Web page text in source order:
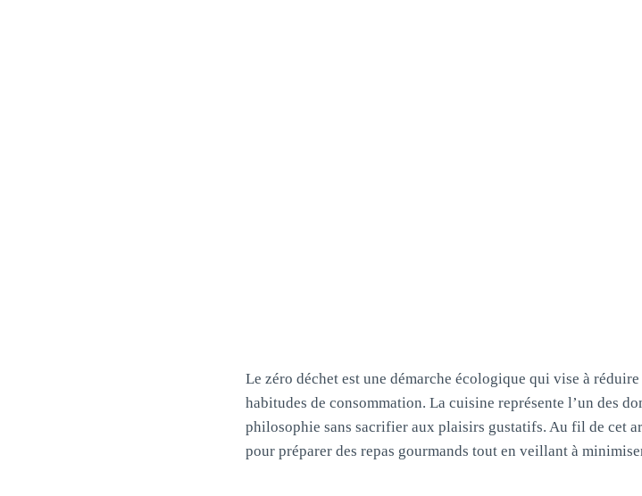
Le zéro déchet est une démarche écologique qui vise à
habitudes de consommation. La cuisine représente l’un des
philosophie sans sacrifier aux plaisirs gustatifs. Au fil de cet
pour préparer des repas gourmands tout en veillant à